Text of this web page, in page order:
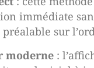
immédiate
sur
moderne :